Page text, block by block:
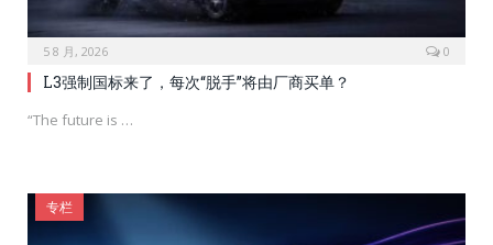
5 8 月, 2026 0
L3强制国标来了，每次“脱手”将由厂商买单？
“The future is …
专栏